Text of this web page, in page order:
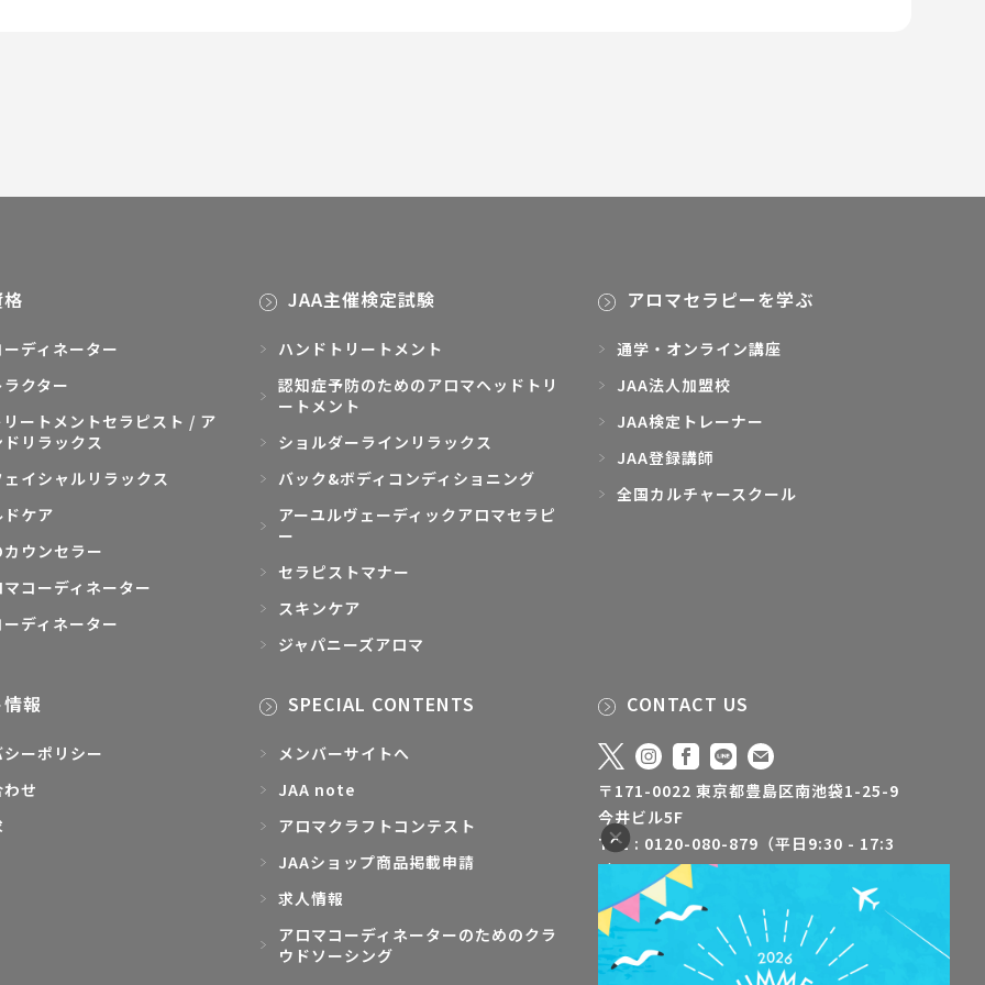
ディネーター
クター
ートメントセラピスト / ア
リラックス
イシャルリラックス
ケア
ウンセラー
コーディネーター
ディネーター
JAA主催検定試験
ハンドトリートメント
認知症予防のためのアロマヘッドトリ
ートメント
ショルダーラインリラックス
バック&ボディコンディショニング
アーユルヴェーディックアロマセラピ
ー
セラピストマナー
スキンケア
ジャパニーズアロマ
アロマセラピーを学ぶ
通学・オンライン講座
JAA法人加盟校
JAA検定トレーナー
JAA登録講師
全国カルチャースクール
報
ーポリシー
せ
SPECIAL CONTENTS
メンバーサイトへ
JAA note
アロマクラフトコンテスト
JAAショップ商品掲載申請
求人情報
アロマコーディネーターのためのクラ
ウドソーシング
CONTACT US
〒171-0022 東京都豊島区南池袋1-25-9
今井ビル5F
TEL : 0120-080-879（平日9:30 - 17:3
0）
FAX : 03-5928-3500
info@jaa-aroma.or.jp